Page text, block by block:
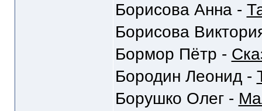
Борисова Анна -
Борисова
Бормор Пётр -
Бородин Леонид -
Борушко Олег -